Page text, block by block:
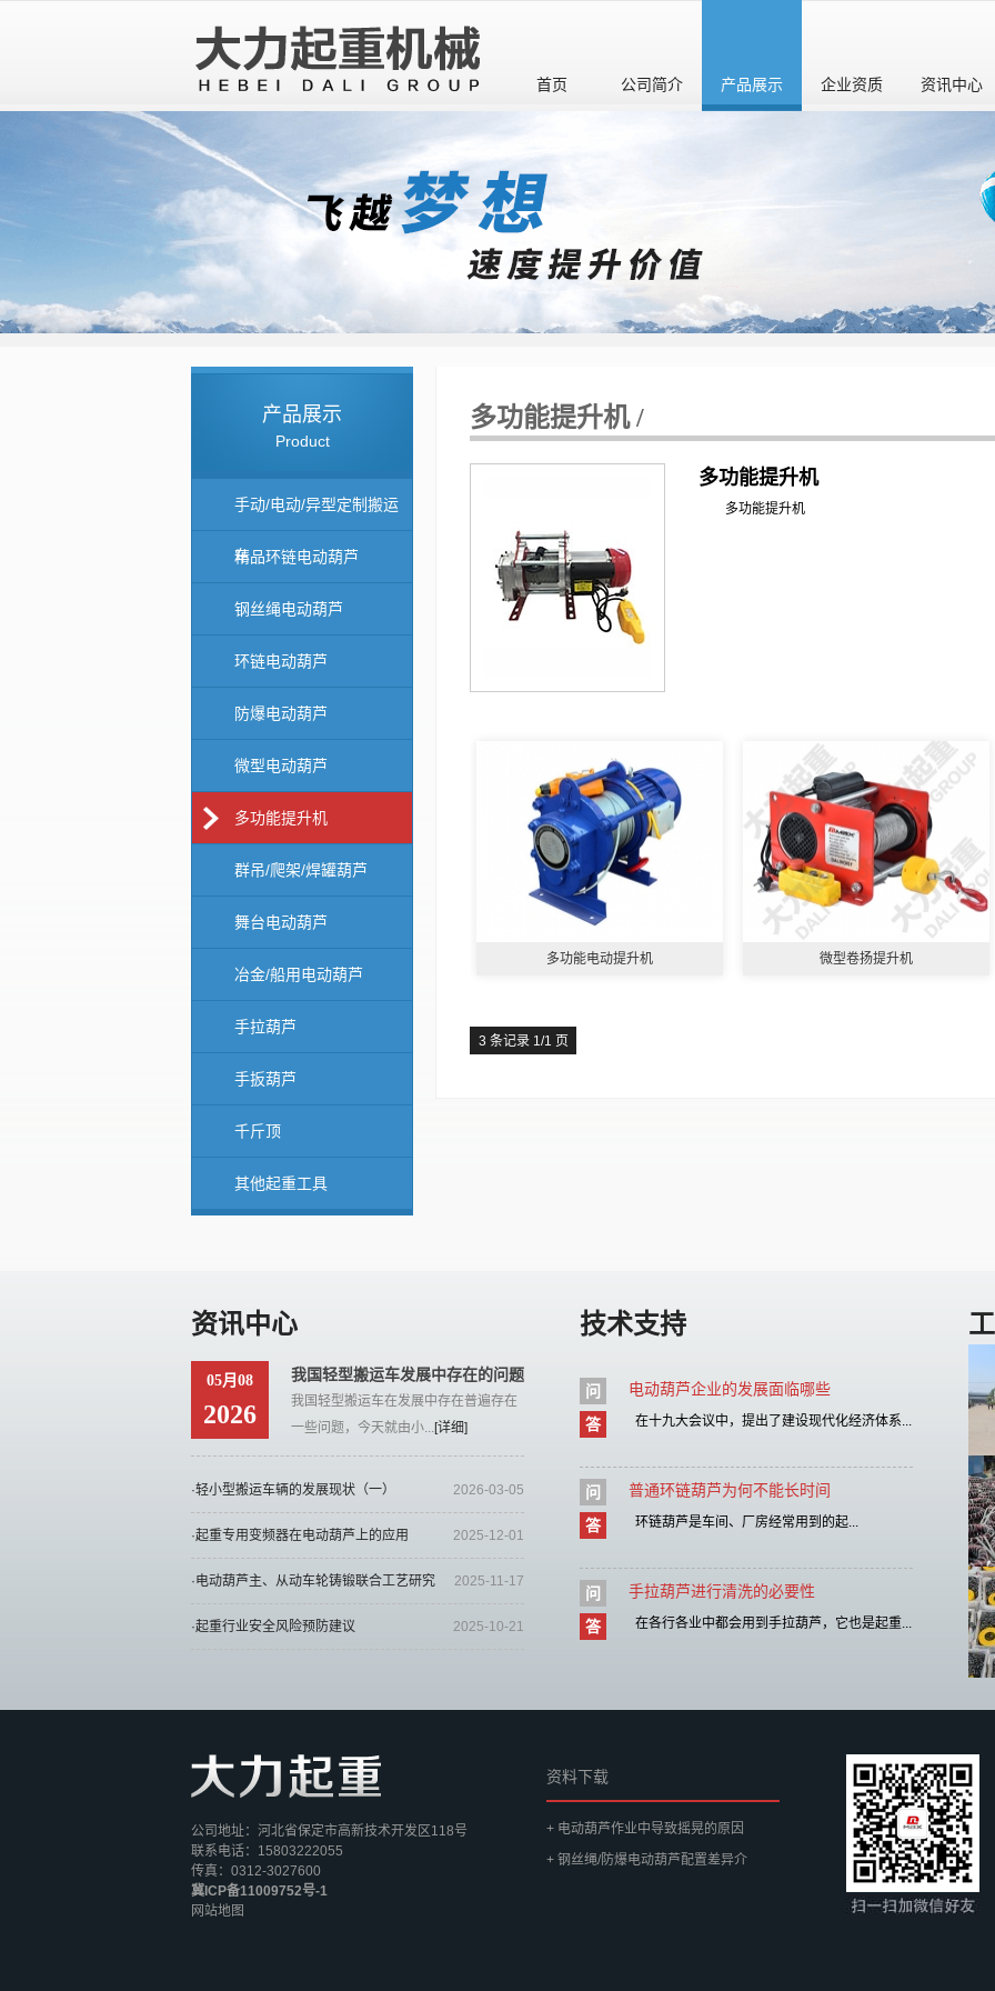
首页 公司简介 产品展示 企业资质 资讯中心
产品展示
Product
手动/电动/异型定制搬运
车
精品环链电动葫芦
钢丝绳电动葫芦
环链电动葫芦
防爆电动葫芦
微型电动葫芦
多功能提升机
群吊/爬架/焊罐葫芦
舞台电动葫芦
冶金/船用电动葫芦
手拉葫芦
手扳葫芦
千斤顶
其他起重工具
多功能提升机 /
多功能提升机
多功能提升机
多功能电动提升机 微型卷扬提升机
3 条记录 1/1 页
资讯中心
05月08
2026
我国轻型搬运车发展中存在的问题
我国轻型搬运车在发展中存在普遍存在
一些问题，今天就由小...[详细]
2026-03-05
·轻小型搬运车辆的发展现状（一）
2025-12-01
·起重专用变频器在电动葫芦上的应用
2025-11-17
·电动葫芦主、从动车轮铸锻联合工艺研究
2025-10-21
·起重行业安全风险预防建议
技术支持
问
电动葫芦企业的发展面临哪些
答
在十九大会议中，提出了建设现代化经济体系...
问
普通环链葫芦为何不能长时间
答
环链葫芦是车间、厂房经常用到的起...
问
手拉葫芦进行清洗的必要性
答
在各行各业中都会用到手拉葫芦，它也是起重...
公司地址：河北省保定市高新技术开发区118号
联系电话：15803222055
传真：0312-3027600
冀ICP备11009752号-1
网站地图
资料下载
+ 电动葫芦作业中导致摇晃的原因
+ 钢丝绳/防爆电动葫芦配置差异介